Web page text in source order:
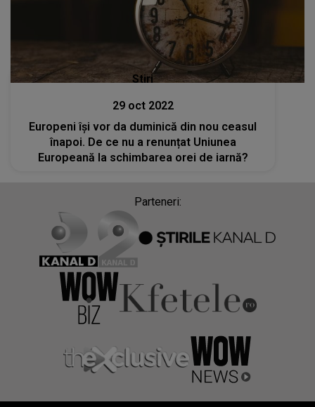
Stiri
29 oct 2022
Europeni își vor da duminică din nou ceasul
înapoi. De ce nu a renunțat Uniunea
Europeană la schimbarea orei de iarnă?
Parteneri: